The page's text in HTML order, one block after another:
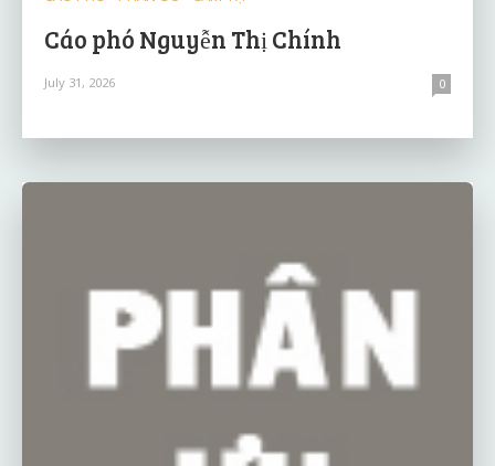
Cáo phó Nguyễn Thị Chính
July 31, 2026 0